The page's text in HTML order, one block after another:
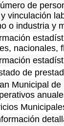
de
vinculación
o industria y
nacionales,
de
Municipal